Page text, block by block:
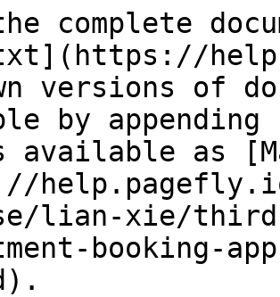
complete
versions of
by
available as
lian-xie/
booking-